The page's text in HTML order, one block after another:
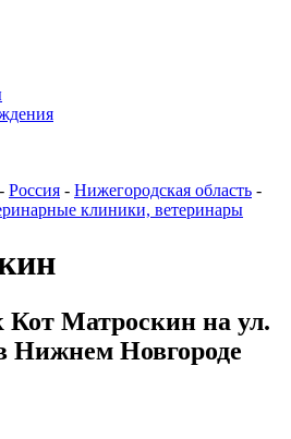
- Россия - Нижегородская область -
клиники, ветеринары
Кот Матроскин на ул.
Нижнем Новгороде